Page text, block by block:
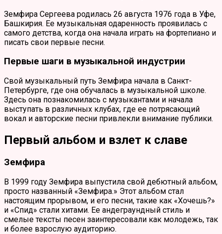
Земфира Сергеева родилась 26 августа 1976 года в Уфе,
Башкирия. Ее музыкальная одаренность проявилась с
самого детства, когда она начала играть на фортепиано и
писать свои первые песни.
Первые шаги в музыкальной индустрии
Свой музыкальный путь Земфира начала в Санкт-
Петербурге, где она обучалась в музыкальной школе.
Здесь она познакомилась с музыкантами и начала
выступать в различных клубах, где ее потрясающий
вокал и авторские песни привлекли внимание публики.
Первый альбом и взлет к славе
Земфира
В 1999 году Земфира выпустила свой дебютный альбом,
просто названный «Земфира.» Этот альбом стал
настоящим прорывом, и его песни, такие как «Хочешь?»
и «Спид» стали хитами. Ее андеграундный стиль и
смелые тексты песен заинтересовали как молодежь, так
и более взрослую аудиторию.